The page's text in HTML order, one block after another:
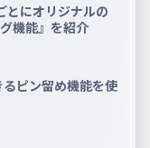
とにオリジナルの
機能』を紹介
ピン留め機能を使